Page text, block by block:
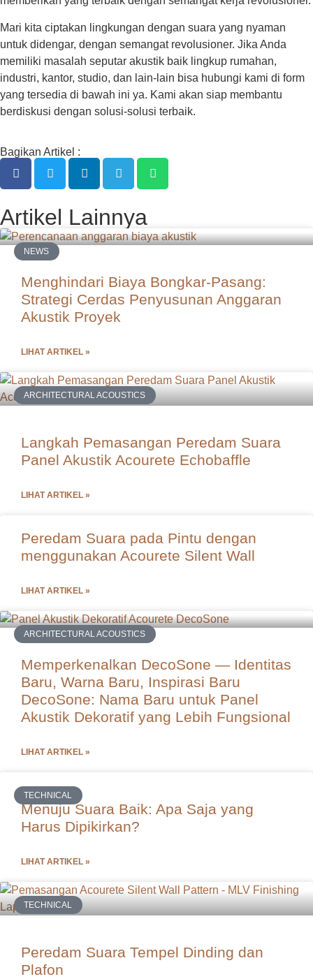
Mari kita ciptakan lingkungan dengan suara yang nyaman
untuk didengar, dengan semangat revolusioner. Jika Anda
memiliki masalah seputar akustik baik lingkup rumahan,
industri, kantor, studio, dan lain-lain bisa hubungi kami di form
yang tersedia di bawah ini ya. Kami akan siap membantu
berdiskusi dengan solusi-solusi terbaik.
Bagikan Artikel :
Artikel Lainnya
NEWS
Menghindari Biaya Bongkar-Pasang:
Strategi Cerdas Penyusunan Anggaran
Akustik Proyek
LIHAT ARTIKEL »
ARCHITECTURAL ACOUSTICS
Langkah Pemasangan Peredam Suara
Panel Akustik Acourete Echobaffle
LIHAT ARTIKEL »
Peredam Suara pada Pintu dengan
menggunakan Acourete Silent Wall
LIHAT ARTIKEL »
ARCHITECTURAL ACOUSTICS
Memperkenalkan DecoSone — Identitas
Baru, Warna Baru, Inspirasi Baru
DecoSone: Nama Baru untuk Panel
Akustik Dekoratif yang Lebih Fungsional
LIHAT ARTIKEL »
TECHNICAL
Menuju Suara Baik: Apa Saja yang
Harus Dipikirkan?
LIHAT ARTIKEL »
TECHNICAL
Peredam Suara Tempel Dinding dan
Plafon